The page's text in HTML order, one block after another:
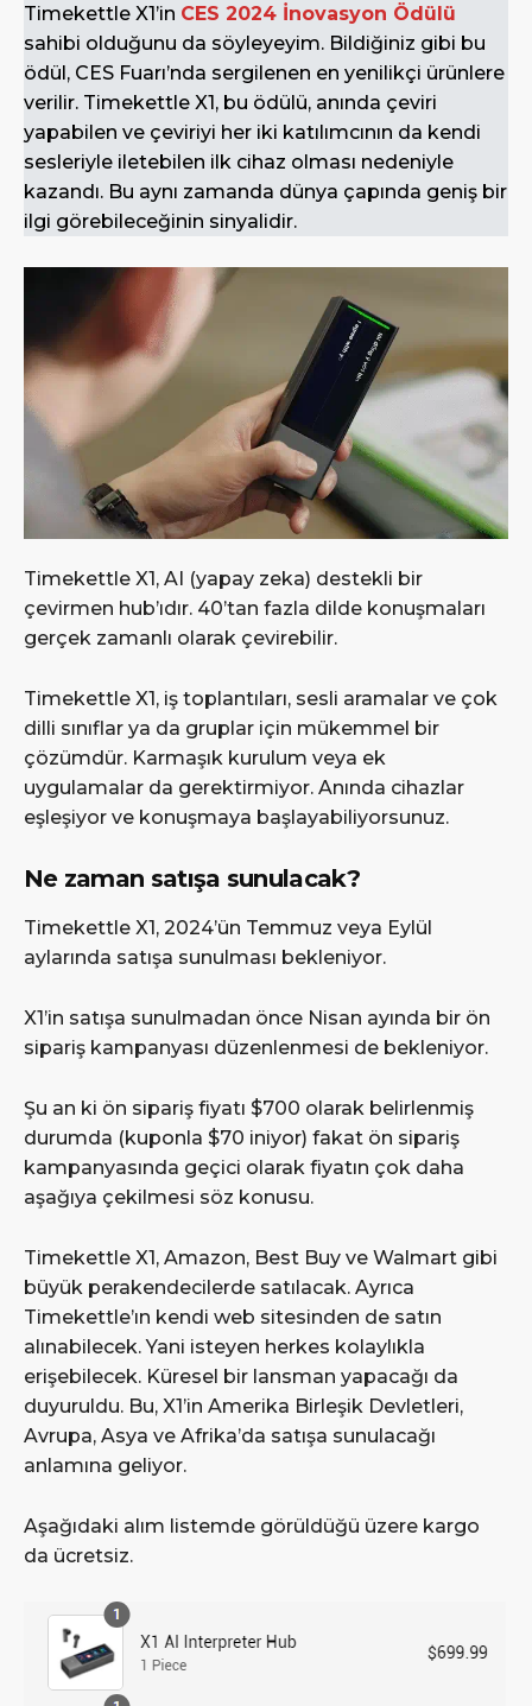
Timekettle X1’in CES 2024 İnovasyon Ödülü
sahibi olduğunu da söyleyeyim. Bildiğiniz gibi bu
ödül, CES Fuarı’nda sergilenen en yenilikçi ürünlere
verilir. Timekettle X1, bu ödülü, anında çeviri
yapabilen ve çeviriyi her iki katılımcının da kendi
sesleriyle iletebilen ilk cihaz olması nedeniyle
kazandı. Bu aynı zamanda dünya çapında geniş bir
ilgi görebileceğinin sinyalidir.
Timekettle X1, AI (yapay zeka) destekli bir
çevirmen hub’ıdır. 40’tan fazla dilde konuşmaları
gerçek zamanlı olarak çevirebilir.
Timekettle X1, iş toplantıları, sesli aramalar ve çok
dilli sınıflar ya da gruplar için mükemmel bir
çözümdür. Karmaşık kurulum veya ek
uygulamalar da gerektirmiyor. Anında cihazlar
eşleşiyor ve konuşmaya başlayabiliyorsunuz.
Ne zaman satışa sunulacak?
Timekettle X1, 2024’ün Temmuz veya Eylül
aylarında satışa sunulması bekleniyor.
X1’in satışa sunulmadan önce Nisan ayında bir ön
sipariş kampanyası düzenlenmesi de bekleniyor.
Şu an ki ön sipariş fiyatı $700 olarak belirlenmiş
durumda (kuponla $70 iniyor) fakat ön sipariş
kampanyasında geçici olarak fiyatın çok daha
aşağıya çekilmesi söz konusu.
Timekettle X1, Amazon, Best Buy ve Walmart gibi
büyük perakendecilerde satılacak. Ayrıca
Timekettle’ın kendi web sitesinden de satın
alınabilecek. Yani isteyen herkes kolaylıkla
erişebilecek. Küresel bir lansman yapacağı da
duyuruldu. Bu, X1’in Amerika Birleşik Devletleri,
Avrupa, Asya ve Afrika’da satışa sunulacağı
anlamına geliyor.
Aşağıdaki alım listemde görüldüğü üzere kargo
da ücretsiz.